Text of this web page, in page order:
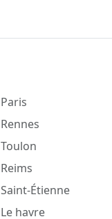
Paris
Rennes
Toulon
Reims
Saint-Étienne
Le havre